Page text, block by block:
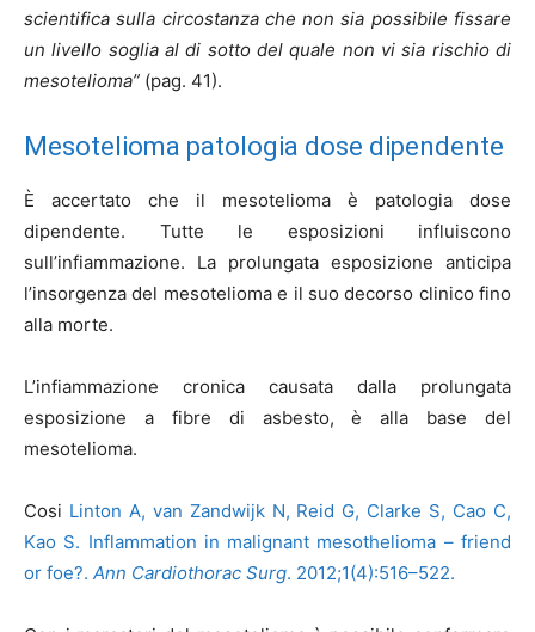
scientifica sulla circostanza che non sia possibile fissare
un livello soglia al di sotto del quale non vi sia rischio di
mesotelioma” (pag. 41).
Mesotelioma patologia dose dipendente
È accertato che il mesotelioma è patologia dose
dipendente. Tutte le esposizioni influiscono
sull’infiammazione. La prolungata esposizione anticipa
l’insorgenza del mesotelioma e il suo decorso clinico fino
alla morte.
L’infiammazione cronica causata dalla prolungata
esposizione a fibre di asbesto, è alla base del
mesotelioma.
Cosi Linton A, van Zandwijk N, Reid G, Clarke S, Cao C,
Kao S. Inflammation in malignant mesothelioma – friend
or foe?. Ann Cardiothorac Surg. 2012;1(4):516–522.